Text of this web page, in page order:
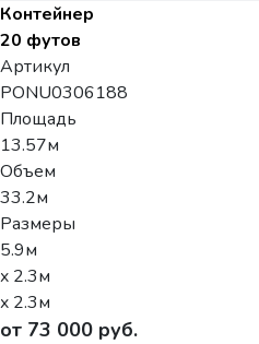
Контейнер
20 футов
Артикул
PONU0306188
Площадь
13.57м
Объем
33.2м
Размеры
5.9м
x 2.3м
x 2.3м
от 73 000 руб.